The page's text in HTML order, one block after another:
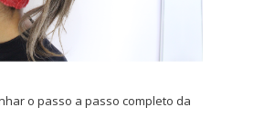
o passo a passo completo da